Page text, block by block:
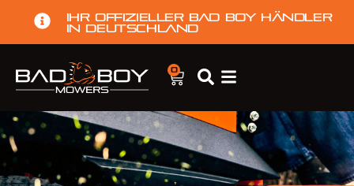
Ihr offizieller Bad Boy Händler
in Deutschland
0